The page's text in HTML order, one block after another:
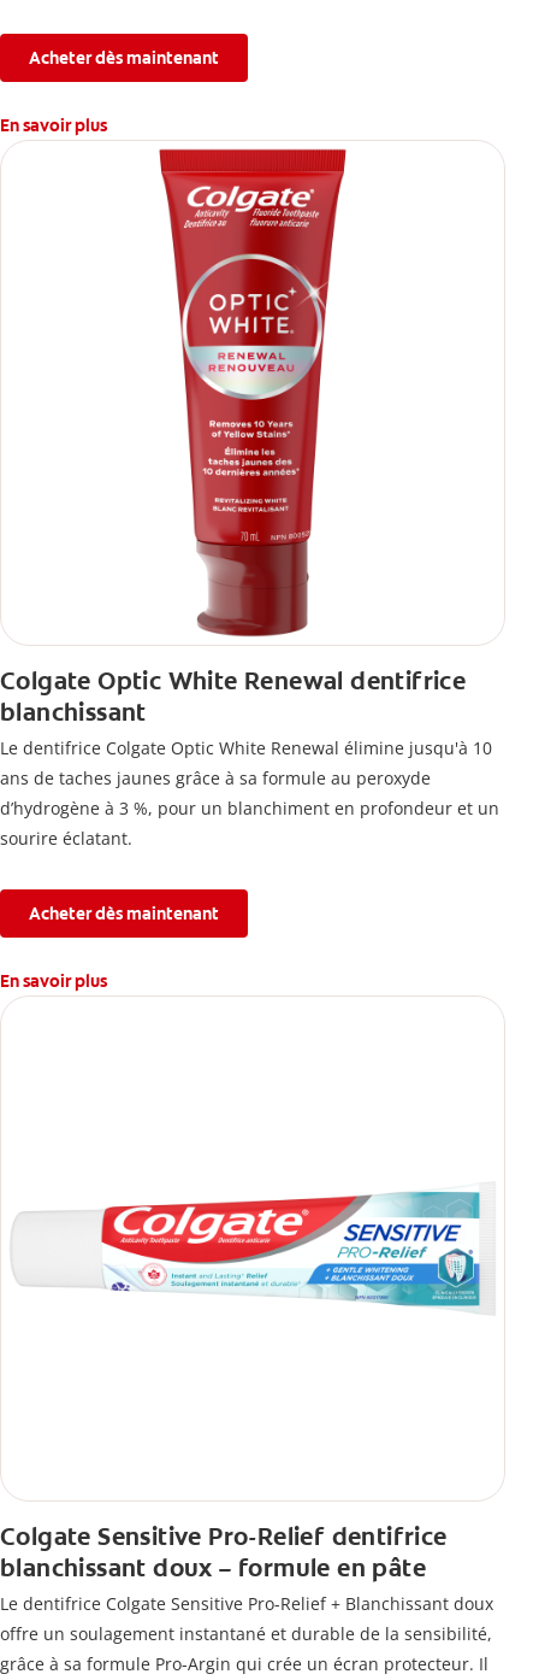
Acheter dès maintenant
En savoir plus
Colgate Optic White Renewal dentifrice
blanchissant
Le dentifrice Colgate Optic White Renewal élimine jusqu'à 10
ans de taches jaunes grâce à sa formule au peroxyde
d’hydrogène à 3 %, pour un blanchiment en profondeur et un
sourire éclatant.
Acheter dès maintenant
En savoir plus
Colgate Sensitive Pro-Relief dentifrice
blanchissant doux – formule en pâte
Le dentifrice Colgate Sensitive Pro-Relief + Blanchissant doux
offre un soulagement instantané et durable de la sensibilité,
grâce à sa formule Pro-Argin qui crée un écran protecteur. Il